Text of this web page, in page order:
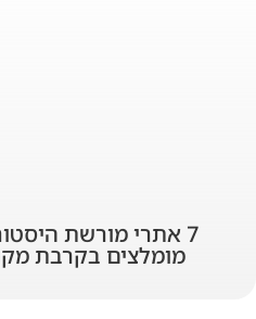
7 אתרי מורשת
מומלצים בקרבת